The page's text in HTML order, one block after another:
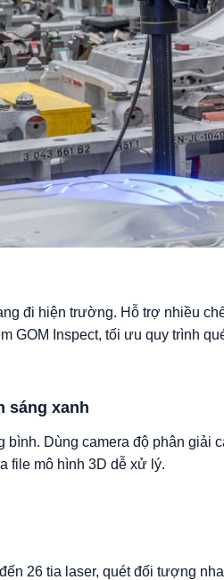
đi hiện trường. Hỗ trợ nhiều
GOM Inspect, tối ưu quy trình
sáng xanh
Dùng camera độ phân giải
file mô hình 3D dễ xử lý.
26 tia laser, quét đối tượng